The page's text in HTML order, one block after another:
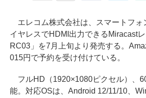
エレコム株式会社は、スマートフォ
イヤレスでHDMI出力できるMiracast
RC03」を7月上旬より発売する。
015円で予約を受け付けている。
フルHD（1920×1080ピクセル）、
能。対応OSは、Android 12/11/10、